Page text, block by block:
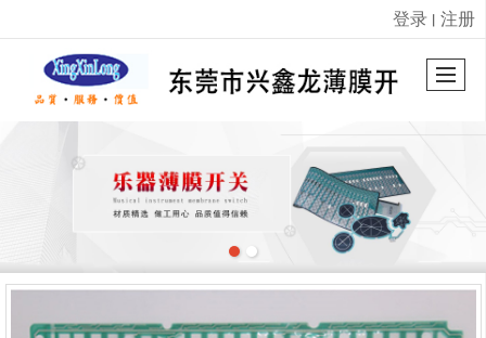
很遗憾，因您的浏览器版本过低导致无法获得最佳浏览体验，推荐下载安装谷歌浏览器！
登录 丨 注册